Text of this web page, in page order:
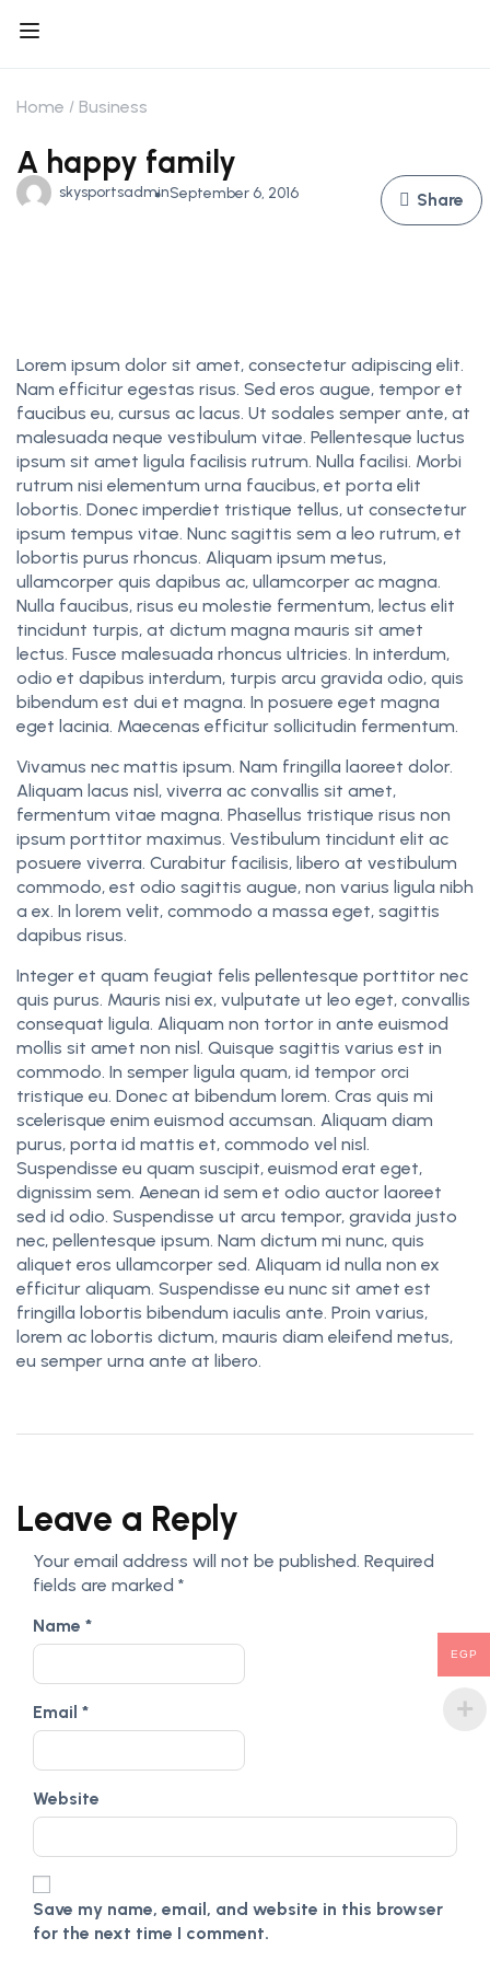
Home Business
A happy family
skysportsadminSeptember 6, 2016 Share
Lorem ipsum dolor sit amet, consectetur adipiscing elit.
Nam efficitur egestas risus. Sed eros augue, tempor et
faucibus eu, cursus ac lacus. Ut sodales semper ante, at
malesuada neque vestibulum vitae. Pellentesque luctus
ipsum sit amet ligula facilisis rutrum. Nulla facilisi. Morbi
rutrum nisi elementum urna faucibus, et porta elit
lobortis. Donec imperdiet tristique tellus, ut consectetur
ipsum tempus vitae. Nunc sagittis sem a leo rutrum, et
lobortis purus rhoncus. Aliquam ipsum metus,
ullamcorper quis dapibus ac, ullamcorper ac magna.
Nulla faucibus, risus eu molestie fermentum, lectus elit
tincidunt turpis, at dictum magna mauris sit amet
lectus. Fusce malesuada rhoncus ultricies. In interdum,
odio et dapibus interdum, turpis arcu gravida odio, quis
bibendum est dui et magna. In posuere eget magna
eget lacinia. Maecenas efficitur sollicitudin fermentum.
Vivamus nec mattis ipsum. Nam fringilla laoreet dolor.
Aliquam lacus nisl, viverra ac convallis sit amet,
fermentum vitae magna. Phasellus tristique risus non
ipsum porttitor maximus. Vestibulum tincidunt elit ac
posuere viverra. Curabitur facilisis, libero at vestibulum
commodo, est odio sagittis augue, non varius ligula nibh
a ex. In lorem velit, commodo a massa eget, sagittis
dapibus risus.
Integer et quam feugiat felis pellentesque porttitor nec
quis purus. Mauris nisi ex, vulputate ut leo eget, convallis
consequat ligula. Aliquam non tortor in ante euismod
mollis sit amet non nisl. Quisque sagittis varius est in
commodo. In semper ligula quam, id tempor orci
tristique eu. Donec at bibendum lorem. Cras quis mi
scelerisque enim euismod accumsan. Aliquam diam
purus, porta id mattis et, commodo vel nisl.
Suspendisse eu quam suscipit, euismod erat eget,
dignissim sem. Aenean id sem et odio auctor laoreet
sed id odio. Suspendisse ut arcu tempor, gravida justo
nec, pellentesque ipsum. Nam dictum mi nunc, quis
aliquet eros ullamcorper sed. Aliquam id nulla non ex
efficitur aliquam. Suspendisse eu nunc sit amet est
fringilla lobortis bibendum iaculis ante. Proin varius,
lorem ac lobortis dictum, mauris diam eleifend metus,
eu semper urna ante at libero.
Leave a Reply
Your email address will not be published. Required
fields are marked *
Name *
Email *
Website
Save my name, email, and website in this browser
for the next time I comment.
EGP